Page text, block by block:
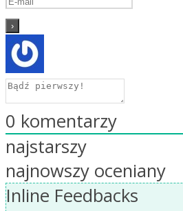
0 komentarzy
najstarszy
najnowszy oceniany
Inline Feedbacks